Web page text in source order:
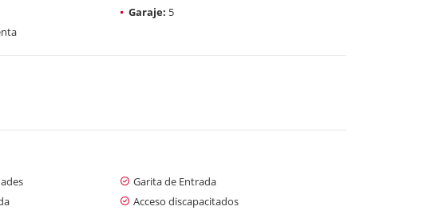
Garaje: 5
Garita de Entrada
Acceso discapacitados